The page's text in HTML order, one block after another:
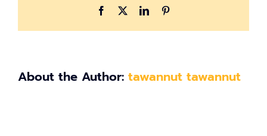
Facebook LinkedIn
About the Author: tawannut tawannut